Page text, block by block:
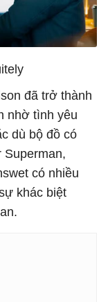
đã trở thành
nhờ tình yêu
dù bộ đồ có
Superman,
có nhiều
khác biệt